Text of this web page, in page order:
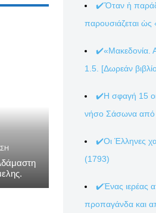
✔️Ὅταν ἡ
παρουσιάζεται ὡς
✔️«Μακεδονία.
1.5. [Δωρεάν βιβλίο
✔️Η σφαγή 15
νήσο Σάσωνα από
✔️Οι Έλληνες
(1793)
✔️Ένας ιερέας
προπαγάνδα και